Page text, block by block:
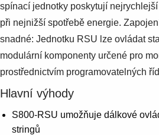
spínací jednotky poskytují
při nejnižší spotřebě energie.
snadné: Jednotku RSU lze ovládat
modulární komponenty určené pro
prostřednictvím programovatelných
Hlavní výhody
S800-RSU umožňuje dálkové
stringů